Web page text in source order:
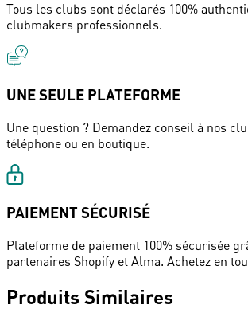
Tous les clubs sont déclarés 100%
clubmakers professionnels.
UNE SEULE PLATEFORME
Une question ? Demandez conseil à nos
téléphone ou en boutique.
PAIEMENT SÉCURISÉ
Plateforme de paiement 100% sécurisée
partenaires Shopify et Alma. Achetez en
Produits Similaires